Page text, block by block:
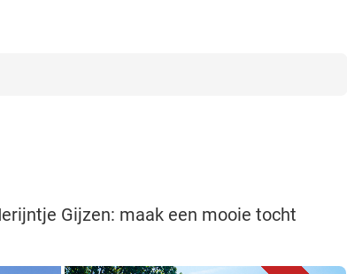
Gijzen: maak een mooie tocht